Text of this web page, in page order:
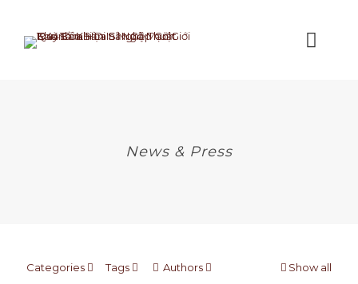
News & Press
Categories Tags Authors Show all